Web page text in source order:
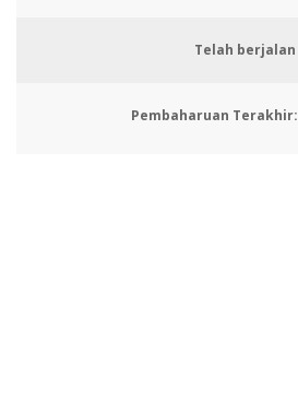
Telah berjalan
Pembaharuan Terakhir: